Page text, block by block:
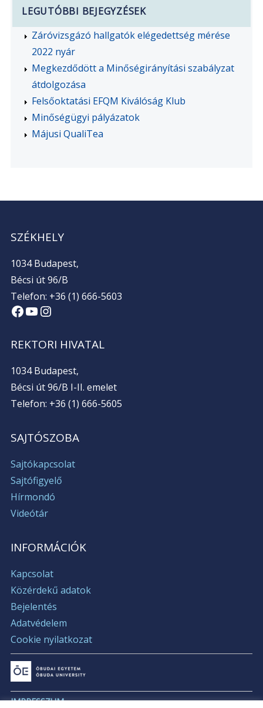
LEGUTÓBBI BEJEGYZÉSEK
Záróvizsgázó hallgatók elégedettség mérése
2022 nyár
Megkezdődött a Minőségirányítási szabályzat
átdolgozása
Felsőoktatási EFQM Kiválóság Klub
Minőségügyi pályázatok
Májusi QualiTea
SZÉKHELY
1034 Budapest,
Bécsi út 96/B
Telefon: +36 (1) 666-5603
Facebook
YouTube
Instagram
REKTORI HIVATAL
1034 Budapest,
Bécsi út 96/B I-II. emelet
Telefon: +36 (1) 666-5605
SAJTÓSZOBA
Sajtókapcsolat
Sajtófigyelő
Hírmondó
Videótár
INFORMÁCIÓK
Kapcsolat
Közérdekű adatok
Bejelentés
Adatvédelem
Cookie nyilatkozat
IMPRESSZUM